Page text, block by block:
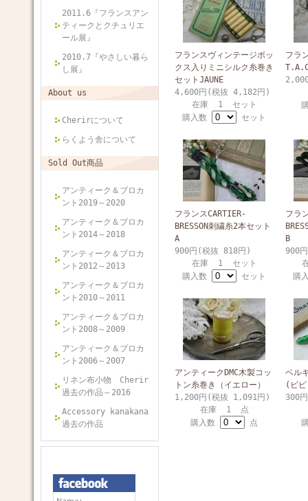
2011.6『フランスアン
ティークとクチュリエ
ール展』
2010.7『やさしい暮ら
し展』
About us
Cherirについて
らくよう舎について
Sold Out商品
アンティーク＆ブロカ
ント2019～2020
アンティーク＆ブロカ
ント2014～2018
アンティーク＆ブロカ
ント2012～2013
アンティーク＆ブロカ
ント2010～2011
アンティーク＆ブロカ
ント2008～2009
アンティーク＆ブロカ
ント2006～2007
リネン布小物 Cherir
過去の作品～2016
Accessory kanakana
過去の作品
フランスヴィンテージボッ
クス入りミニシルク糸巻き
セットJAUNE
4,600円(税抜 4,182円)
在庫 1 セット
購入数
セット
フラ
フランスCARTIER-
BRESSON刺繍糸2本セット
A
900円(税抜 818円)
在庫 1 セット
購入数
セット
フラ
B
900
購
アンティークDMC木製コッ
トン糸巻き（イエロー）
1,200円(税抜 1,091円)
在庫 1 点
購入数
点
ベル
(ビビ
300